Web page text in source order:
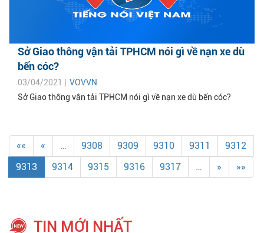
Sở Giao thông vận tải TPHCM nói gì về nạn xe dù
bến cóc?
03/04/2021 | VOVVN
Sở Giao thông vận tải TPHCM nói gì về nạn xe dù bến cóc?
«« « … 9308 9309 9310 9311
9312
9313
9314 9315 9316 9317 … » »»
TIN MỚI NHẤT